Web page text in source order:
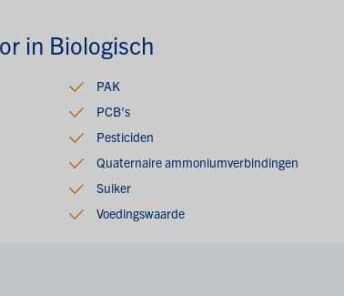
in Biologisch
PAK
PCB's
Pesticiden
Quaternaire ammoniumverbindingen
Suiker
Voedingswaarde